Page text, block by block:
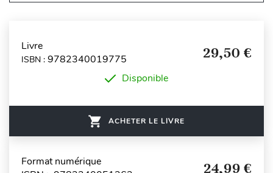
Livre
ISBN : 9782340019775 29,50 €
Disponible
ACHETER LE LIVRE
Format numérique
24,99 €